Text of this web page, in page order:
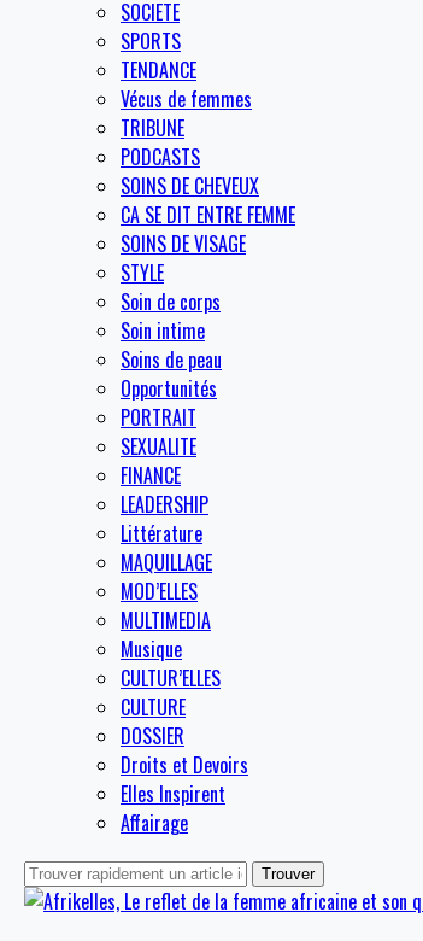
SOCIETE
SPORTS
TENDANCE
Vécus de femmes
TRIBUNE
PODCASTS
SOINS DE CHEVEUX
CA SE DIT ENTRE FEMME
SOINS DE VISAGE
STYLE
Soin de corps
Soin intime
Soins de peau
Opportunités
PORTRAIT
SEXUALITE
FINANCE
LEADERSHIP
Littérature
MAQUILLAGE
MOD’ELLES
MULTIMEDIA
Musique
CULTUR’ELLES
CULTURE
DOSSIER
Droits et Devoirs
Elles Inspirent
Affairage